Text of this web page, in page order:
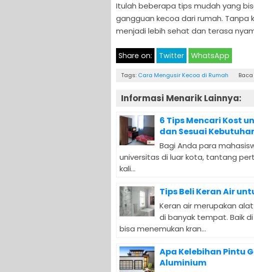
Itulah beberapa tips mudah yang
gangguan kecoa dari rumah. Tanpa
menjadi lebih sehat dan terasa
Share on: Twitter WhatsApp
Tags: Cara Mengusir Kecoa di Rumah
Informasi Menarik Lainnya:
6 Tips Mencari Kost
dan Sesuai
Bagi Anda para
universitas di luar kota, tantang
kali...
Tips Beli Keran Air
Keran air merupakan
di banyak tempat. Baik
bisa menemukan kran...
Apa Kelebihan Pintu
Aluminium